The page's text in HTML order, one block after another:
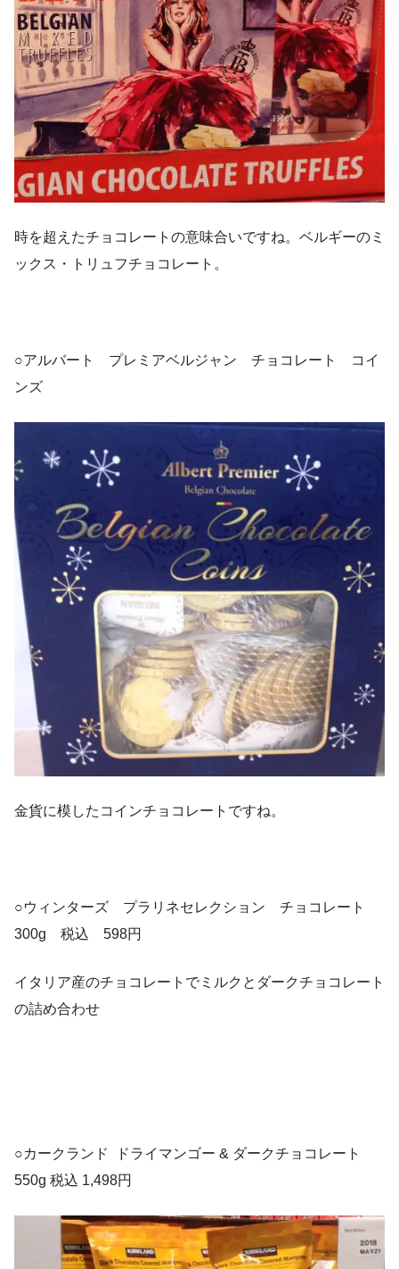
時を超えたチョコレートの意味合いですね。ベルギーのミ
ックス・トリュフチョコレート。
○アルバート プレミアベルジャン チョコレート コイ
ンズ
金貨に模したコインチョコレートですね。
○ウィンターズ プラリネセレクション チョコレート
300g 税込 598円
イタリア産のチョコレートでミルクとダークチョコレート
の詰め合わせ
○カークランド ドライマンゴー & ダークチョコレート
550g 税込 1,498円